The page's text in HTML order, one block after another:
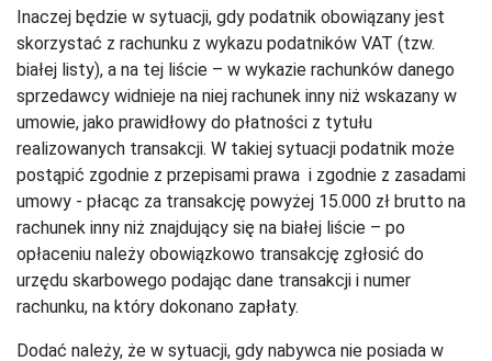
Inaczej będzie w sytuacji, gdy podatnik obowiązany jest
skorzystać z rachunku z wykazu podatników VAT (tzw.
białej listy), a na tej liście – w wykazie rachunków danego
sprzedawcy widnieje na niej rachunek inny niż wskazany w
umowie, jako prawidłowy do płatności z tytułu
realizowanych transakcji. W takiej sytuacji podatnik może
postąpić zgodnie z przepisami prawa i zgodnie z zasadami
umowy - płacąc za transakcję powyżej 15.000 zł brutto na
rachunek inny niż znajdujący się na białej liście – po
opłaceniu należy obowiązkowo transakcję zgłosić do
urzędu skarbowego podając dane transakcji i numer
rachunku, na który dokonano zapłaty.
Dodać należy, że w sytuacji, gdy nabywca nie posiada w